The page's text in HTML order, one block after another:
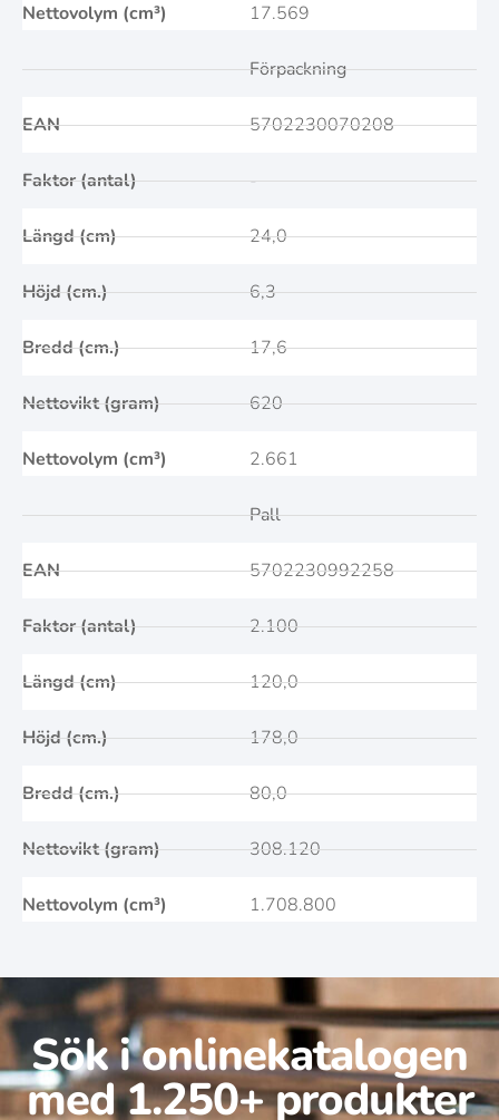
Nettovolym (cm³) 17.569
EAN
Faktor (antal)
Längd (cm)
Höjd (cm.)
Bredd (cm.)
Nettovikt (gram)
Nettovolym (cm³)
Förpackning
5702230070208
-
24,0
6,3
17,6
620
2.661
EAN
Faktor (antal)
Längd (cm)
Höjd (cm.)
Bredd (cm.)
Nettovikt (gram)
Nettovolym (cm³)
Pall
5702230992258
2.100
120,0
178,0
80,0
308.120
1.708.800
Sök i onlinekatalogen
med 1.250+ produkter